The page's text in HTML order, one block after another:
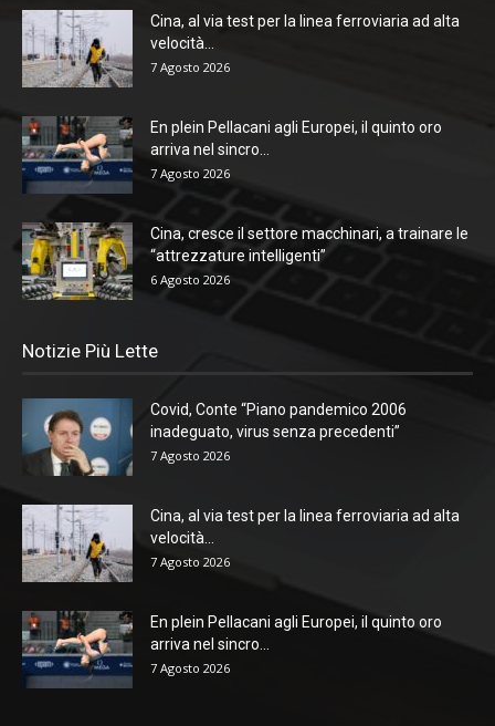
Cina, al via test per la linea ferroviaria ad alta
velocità...
7 Agosto 2026
En plein Pellacani agli Europei, il quinto oro
arriva nel sincro...
7 Agosto 2026
Cina, cresce il settore macchinari, a trainare le
“attrezzature intelligenti”
6 Agosto 2026
Notizie Più Lette
Covid, Conte “Piano pandemico 2006
inadeguato, virus senza precedenti”
7 Agosto 2026
Cina, al via test per la linea ferroviaria ad alta
velocità...
7 Agosto 2026
En plein Pellacani agli Europei, il quinto oro
arriva nel sincro...
7 Agosto 2026